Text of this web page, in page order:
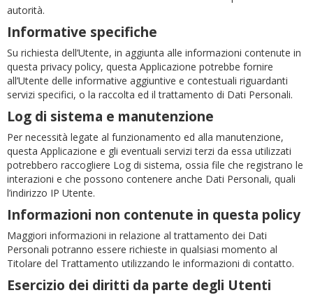
autorità.
Informative specifiche
Su richiesta dell’Utente, in aggiunta alle informazioni contenute in
questa privacy policy, questa Applicazione potrebbe fornire
all’Utente delle informative aggiuntive e contestuali riguardanti
servizi specifici, o la raccolta ed il trattamento di Dati Personali.
Log di sistema e manutenzione
Per necessità legate al funzionamento ed alla manutenzione,
questa Applicazione e gli eventuali servizi terzi da essa utilizzati
potrebbero raccogliere Log di sistema, ossia file che registrano le
interazioni e che possono contenere anche Dati Personali, quali
l’indirizzo IP Utente.
Informazioni non contenute in questa policy
Maggiori informazioni in relazione al trattamento dei Dati
Personali potranno essere richieste in qualsiasi momento al
Titolare del Trattamento utilizzando le informazioni di contatto.
Esercizio dei diritti da parte degli Utenti